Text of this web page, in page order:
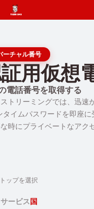
ーチャル番号
用仮想
電話番号を取得する
トリーミングでは、迅速
イムパスワードを即座
時にプライベートなアク
トップを選択
サービス国